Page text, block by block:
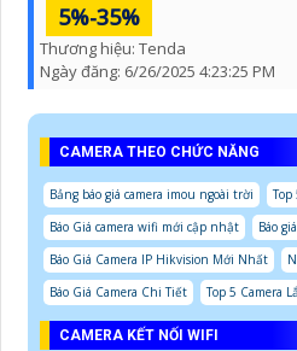
5%-35%
Thương hiệu: Tenda
Ngày đăng: 6/26/2025 4:23:25 PM
CAMERA THEO CHỨC NĂNG
Bảng báo giá camera imou ngoài trời
Top
Báo Giá camera wifi mới cập nhật
Báo
Báo Giá Camera IP Hikvision Mới Nhất
Báo Giá Camera Chi Tiết
Top 5 Camera
CAMERA KẾT NỐI WIFI